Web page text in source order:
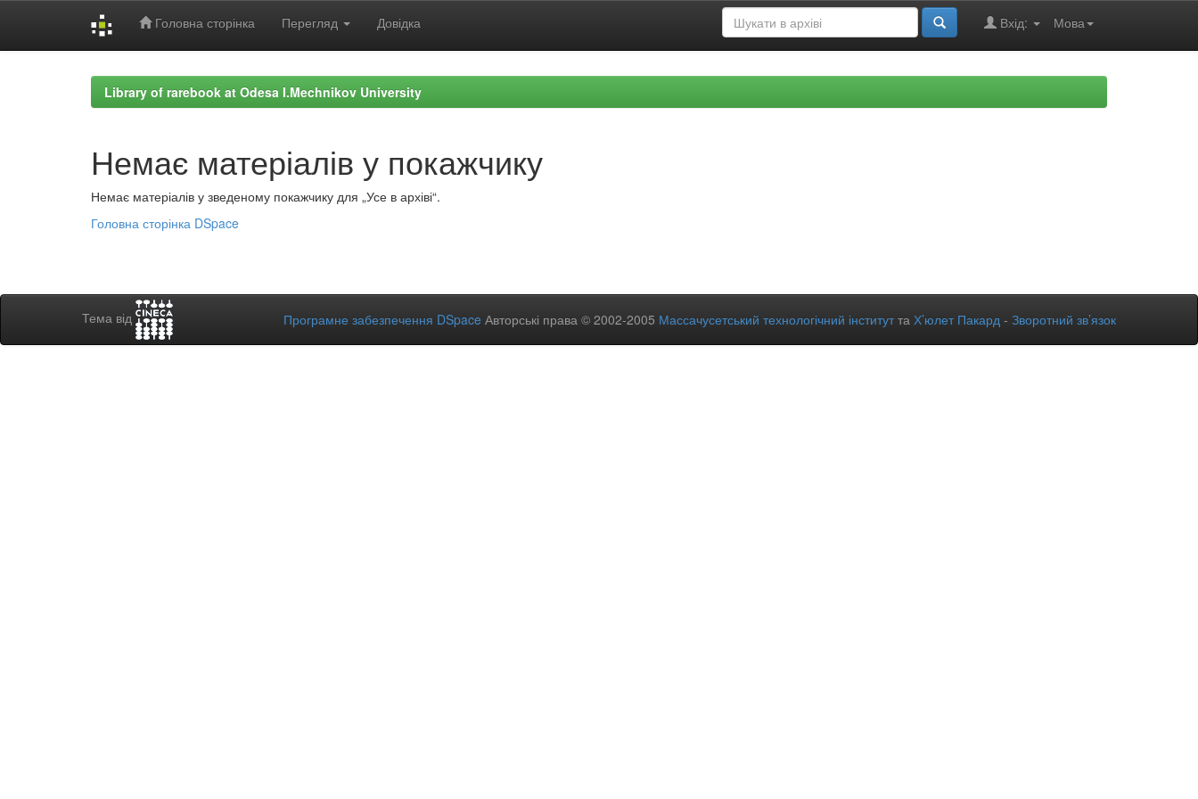
Головна сторінка Перегляд Довідка Мова
Вхід:
Library of rarebook at Odesa I.Mechnikov University
Немає матеріалів у покажчику
Немає матеріалів у зведеному покажчику для „Усе в архіві“.
Головна сторінка DSpace
Тема від Програмне забезпечення DSpace Авторські права © 2002-2005 Массачусетський технологічний інститутта Х’юлет Пакард - Зворотний зв’язок